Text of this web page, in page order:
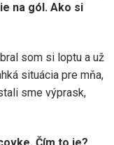
na gól. Ako si
som si loptu a už
situácia pre mňa,
sme výprask,